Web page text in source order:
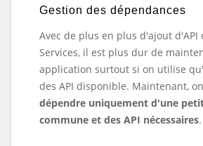
Gestion des dépendances
Avec de plus en plus d'ajout d'API
Services, il est plus dur de
application surtout si on utilise
des API disponible. Maintenant,
dépendre uniquement d'une
commune et des API nécessaires.